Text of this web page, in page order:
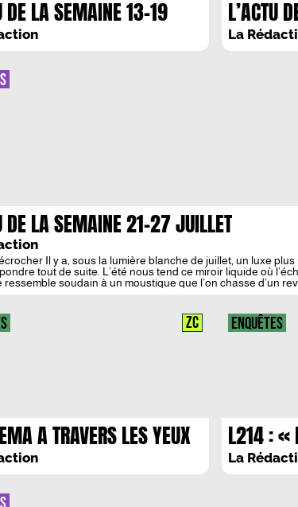
DE LA SEMAINE 13-19 L’ACTU
JUILLET-3
La
DE LA SEMAINE 21-27 JUILLET
Il y a, sous la lumière blanche de juillet, un luxe
tout de suite. L’été nous tend ce miroir liquide où
ressemble soudain à un moustique que l’on chasse d’un
A TRAVERS LES YEUX
ZC
L214 : «
VAUT
La
ENQUÊTES